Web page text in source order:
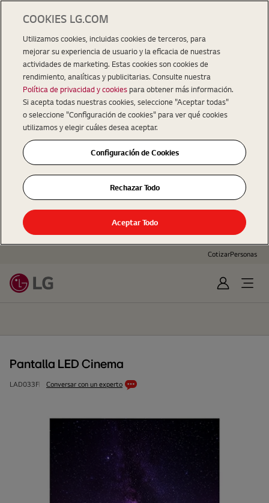
CotizarPersonas
IniciarOpen
Pantalla LED Cinema
LAD033F Conversar con un experto
COOKIES LG.COM
Utilizamos cookies, incluidas cookies de terceros, para
mejorar su experiencia de usuario y la eficacia de nuestras
actividades de marketing. Estas cookies son cookies de
rendimiento, analíticas y publicitarias. Consulte nuestra
Política de privacidad y cookiespara obtener más información.
Si acepta todas nuestras cookies, seleccione "Aceptar todas"
o seleccione "Configuración de cookies" para ver qué cookies
utilizamos y elegir cuáles desea aceptar.
Configuración de Cookies
Rechazar Todo
Aceptar Todo